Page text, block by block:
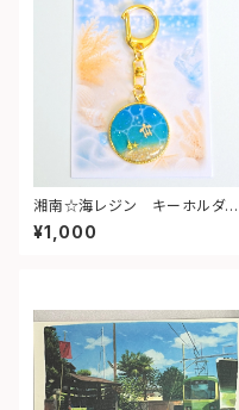
湘南☆海レジン キーホルダー
（丸型）➁
¥1,000